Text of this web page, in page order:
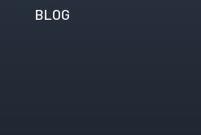
BLOG